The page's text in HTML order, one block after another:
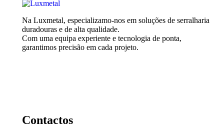
Na Luxmetal, especializamo-nos em soluções de serralharia
duradouras e de alta qualidade.
Com uma equipa experiente e tecnologia de ponta,
garantimos precisão em cada projeto.
Contactos